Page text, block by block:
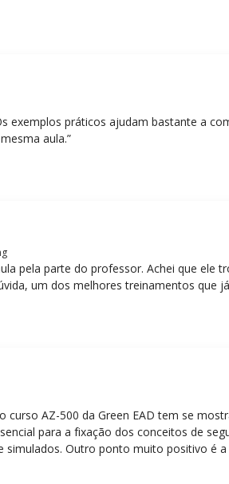
exemplos práticos ajudam bastante a
aula.”
pela parte do professor. Achei que
um dos melhores treinamentos que
curso AZ-500 da Green EAD tem se
para a fixação dos conceitos de
simulados. Outro ponto muito positivo é
mesmo para quem não tem uma